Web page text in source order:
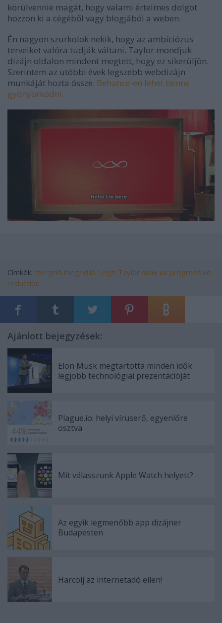
körülvennie magát, hogy valami értelmes dolgot
hozzon ki a cégéből vagy blogjából a weben.
Én nagyon szurkolok nekik, hogy az ambíciózus
terveiket valóra tudják váltani. Taylor mondjuk
dizájn oldalon mindent megtett, hogy ez sikerüljön.
Szerintem az utóbbi évek legszebb webdizájn
munkáját hozta össze. Behance-en lehet benne
gyönyörködni.
Címkék: the grid thegrid.io Leigh Taylor slow ux progressive
reduction
Ajánlott bejegyzések:
Elon Musk megtartotta minden idők
legjobb technológiai prezentációját
Plague.io: helyi víruserő, egyenlőre
osztva
Mit válasszunk Apple Watch helyett?
Az egyik legmenőbb app dizájner
Budapesten
Harcolj az internetadó ellen!